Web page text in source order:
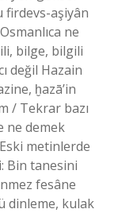
firdevs-aşiyân
ne
bilge, bilgili
değil Hazain
/ Tekrar bazı
ne demek
Bin tanesini
fesâne
dinleme, kulak